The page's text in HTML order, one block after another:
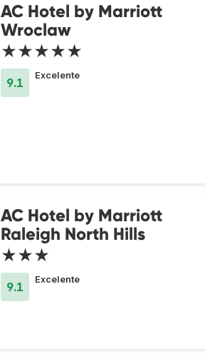
AC Hotel by Marriott
Wroclaw
★★★★★
9.1
Excelente
AC Hotel by Marriott
Raleigh North Hills
★★★
9.1
Excelente